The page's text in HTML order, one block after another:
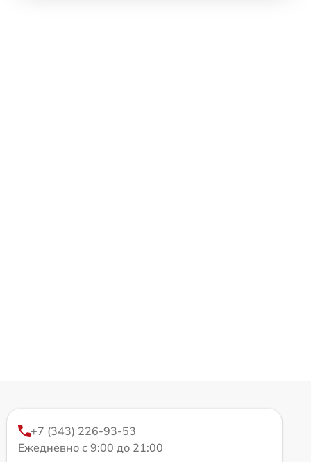
+7 (343) 226-93-53
Ежедневно с 9:00 до 21:00